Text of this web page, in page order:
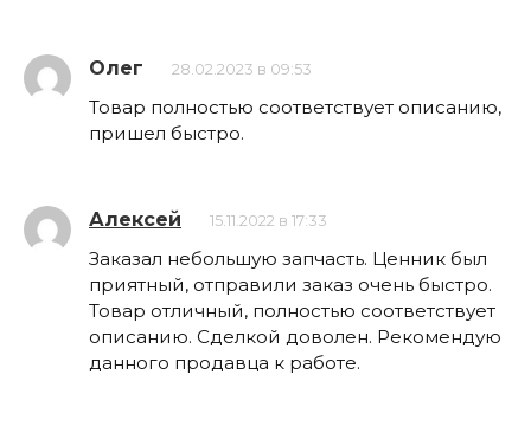
Олег 28.02.2023 в 09:53
Товар полностью соответствует описанию,
пришел быстро.
Алексей 15.11.2022 в 17:33
Заказал небольшую запчасть. Ценник был
приятный, отправили заказ очень быстро.
Товар отличный, полностью соответствует
описанию. Сделкой доволен. Рекомендую
данного продавца к работе.